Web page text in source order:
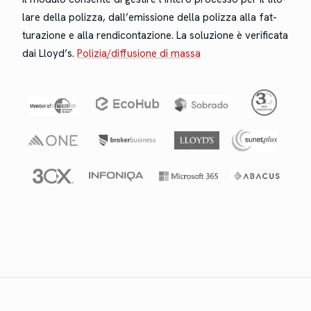
lare del­la poliz­za, dal­l’e­mis­sione del­la poliz­za alla fat­
turazione e alla ren­di­con­tazione. La soluzione è ver­i­fi­ca­ta
dai Lloyd’s. Polizia/diffusione di massa